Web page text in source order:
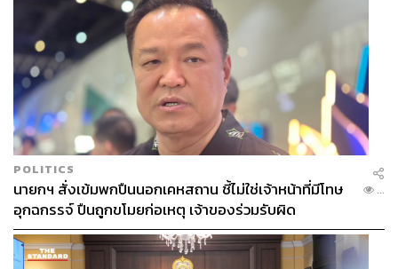
POLITICS
นายกฯ สั่งเข้มพกปืนนอกเคหสถาน ชี้ไม่ใช่เจ้าหน้าที่มีโทษ
อุกฉกรรจ์ ปืนถูกขโมยก่อเหตุ เจ้าของร่วมรับผิด
...